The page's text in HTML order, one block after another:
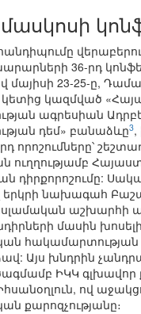
36-րդ
մայիսի 23-25-ը,
կետից կազմված
ագրեսիան
դեմ» բանաձևը3,
որոշումները՝
ուղղությամբ
դիրքորոշումը:
երկրի նախագահ
իսլամական աշխարհի
մասին
հակամարտության
Այս խնդրին
ԻԿԿ
ով
քարոզչությանը։